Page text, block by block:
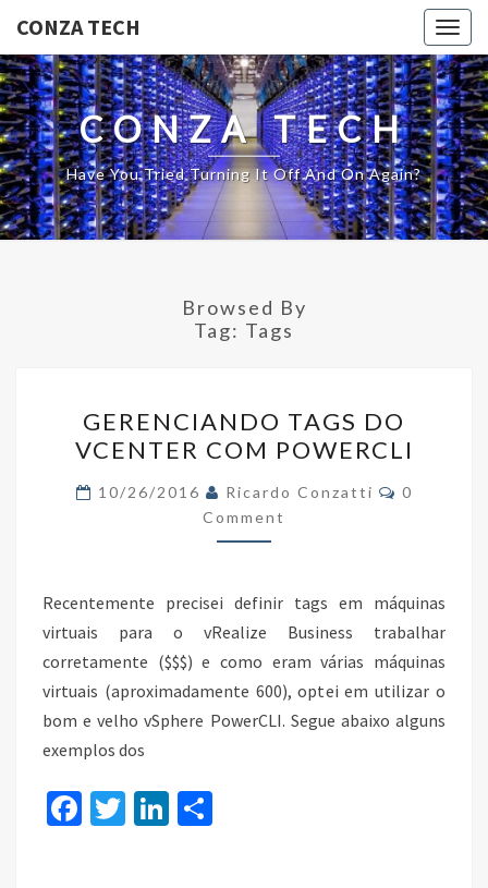
CONZA TECH
CONZA TECH
Have You Tried Turning It Off And On Again?
Browsed By
Tag: Tags
TAGS
DO
VCENTER
COM
POWERCLI
GERENCIANDO TAGS DO
VCENTER COM POWERCLI
10/26/2016 Ricardo Conzatti Comments
0
Comment
Recentemente precisei definir tags em máquinas
virtuais para o vRealize Business trabalhar
corretamente ($$$) e como eram várias máquinas
virtuais (aproximadamente 600), optei em utilizar o
bom e velho vSphere PowerCLI. Segue abaixo alguns
exemplos dos
Fa T
Li